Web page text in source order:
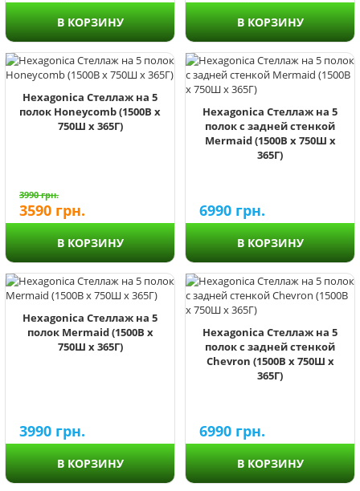
В КОРЗИНУ В КОРЗИНУ
Hexagonica Стеллаж на 5
полок Honeycomb (1500В х
750Ш х 365Г)
3990грн.
3590 грн.
В КОРЗИНУ
Hexagonica Стеллаж на 5
полок с задней стенкой
Mermaid (1500В х 750Ш х
365Г)
6990 грн.
В КОРЗИНУ
Hexagonica Стеллаж на 5
полок Mermaid (1500В х
750Ш х 365Г)
3990 грн.
В КОРЗИНУ
Hexagonica Стеллаж на 5
полок с задней стенкой
Chevron (1500В х 750Ш х
365Г)
6990 грн.
В КОРЗИНУ